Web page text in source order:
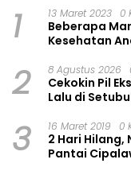
1 13 Maret 2023 0
Beberapa
Kesehatan
2 8 Agustus 2026
Cekokin Pil
Lalu di
3 16 Maret 2019 0
2 Hari Hilang,
Pantai